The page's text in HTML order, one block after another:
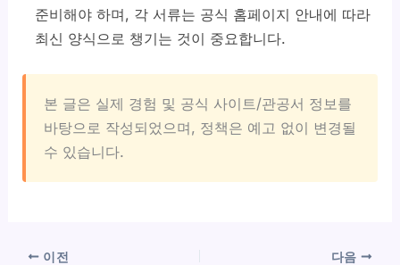
준비해야 하며, 각 서류는 공식 홈페이지 안내에 따라
최신 양식으로 챙기는 것이 중요합니다.
본 글은 실제 경험 및 공식 사이트/관공서 정보를
바탕으로 작성되었으며, 정책은 예고 없이 변경될
수 있습니다.
이전 다음